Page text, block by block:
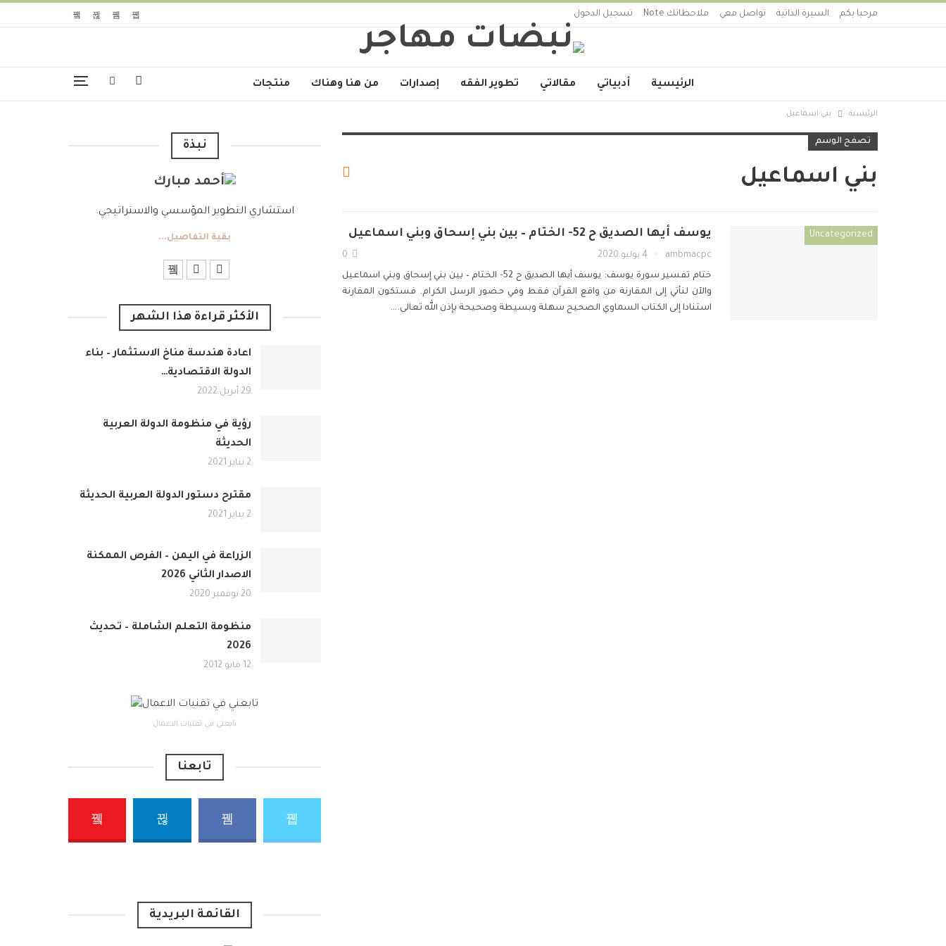
مرحبا بكم السيرة الذاتية تواصل معي ملاحظاتك Note تسجيل الدخول
الرئيسية أدبياتي مقالاتي تطوير الفقه إصدارات من هنا وهناك منتجات
الرئيسية بني اسماعيل
تصفح الوسم
بني اسماعيل
Uncategorized يوسف أيها الصديق ح 52- الختام – بين بني إسحاق وبني اسماعيل
ambmacpc 4 يوليو 2020
ختام تفسير سورة يوسف: يوسف أيها الصديق ح 52- الختام – بين بني إسحاق وبني اسماعيل
والآن لنأتي إلى المقارنة من واقع القرآن فقط وفي حضور الرسل الكرام. فستكون المقارنة
استنادا إلى الكتاب السماوي الصحيح سهلة وبسيطة وصحيحة بإذن الله تعالى. …
نبذة
استشاري التطوير المؤسسي والاستراتيجي.
بقية التفاصيل...
الأكثر قراءة هذا الشهر
اعادة هندسة مناخ الاستثمار – بناء
الدولة الاقتصادية…
29 أبريل 2022
رؤية في منظومة الدولة العربية
الحديثة
2 يناير 2021
مقترح دستور الدولة العربية الحديثة
2 يناير 2021
الزراعة في اليمن – الفرص الممكنة
الاصدار الثاني 2026
20 نوفمبر 2020
منظومة التعلم الشاملة – تحديث
2026
12 مايو 2012
تابعني في تقنيات الاعمال
تابعنا
القائمة البريدية